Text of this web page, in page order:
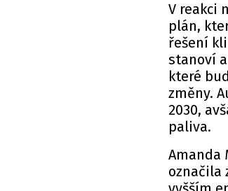
V reakci
plán,
řešení
stanoví
které
změny.
2030,
paliva.
Amanda
označila